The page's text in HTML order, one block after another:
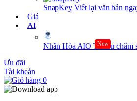
SnapKey Viết lại văn bản
Giá
AI
Nhân Hòa AIO New
Tối ưu chăm
Ưu đãi
Tài khoản
0